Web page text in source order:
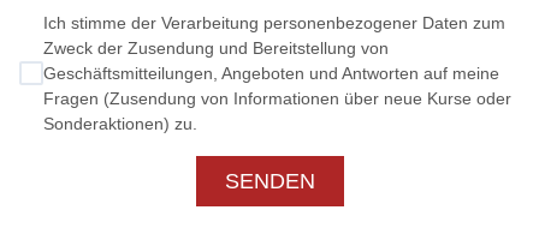
Ich stimme der Verarbeitung personenbezogener Daten zum
Zweck der Zusendung und Bereitstellung von
Geschäftsmitteilungen, Angeboten und Antworten auf meine
Fragen (Zusendung von Informationen über neue Kurse oder
Sonderaktionen) zu.
SENDEN